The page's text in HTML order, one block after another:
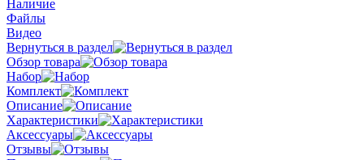
Наличие
Файлы
Видео
Вернуться в раздел
Обзор товара
Набор
Комплект
Описание
Характеристики
Аксессуары
Отзывы